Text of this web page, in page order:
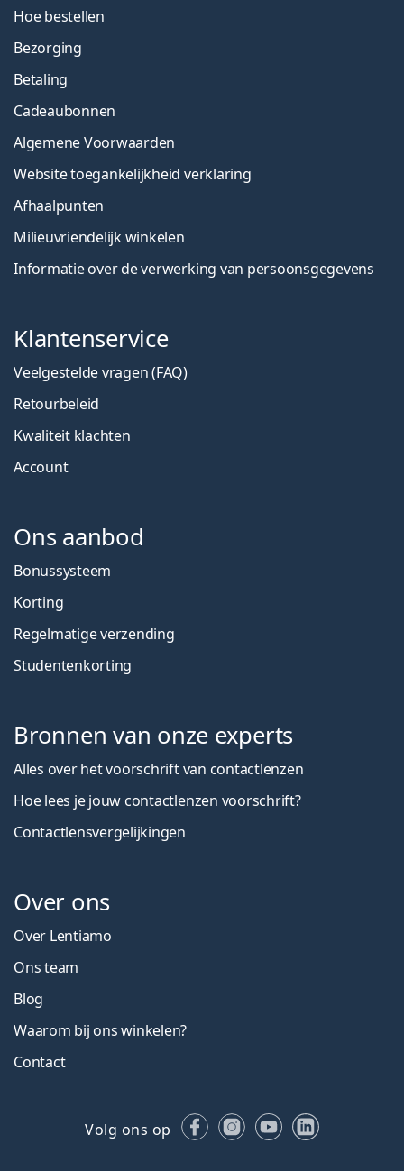
Hoe bestellen
Bezorging
Betaling
Cadeaubonnen
Algemene Voorwaarden
Website toegankelijkheid verklaring
Afhaalpunten
Milieuvriendelijk winkelen
Informatie over de verwerking van persoonsgegevens
Klantenservice
Veelgestelde vragen (FAQ)
Retourbeleid
Kwaliteit klachten
Account
Ons aanbod
Bonussysteem
Korting
Regelmatige verzending
Studentenkorting
Bronnen van onze experts
Alles over het voorschrift van contactlenzen
Hoe lees je jouw contactlenzen voorschrift?
Contactlensvergelijkingen
Over ons
Over Lentiamo
Ons team
Blog
Waarom bij ons winkelen?
Contact
Volg ons op FacebookInstagram
YouTubeLinkedIn